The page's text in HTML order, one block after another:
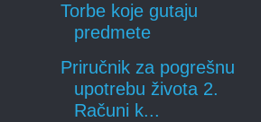
Torbe koje gutaju
predmete
Priručnik za pogrešnu
upotrebu života 2.
Računi k...